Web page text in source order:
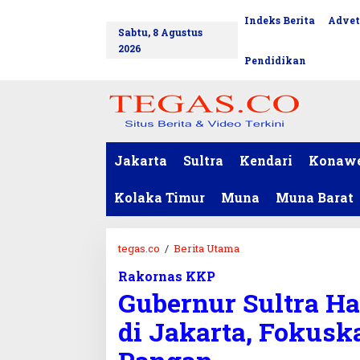
Sabtu, 8 Agustus
2026
Indeks Berita
Pendidikan
Jakarta Sultra Kendari
Kolaka Timur Muna Muna Barat
tegas.co / Berita Utama
e
r
n
u
Rakornas KKP
Gubernur Sultra
di Jakarta,